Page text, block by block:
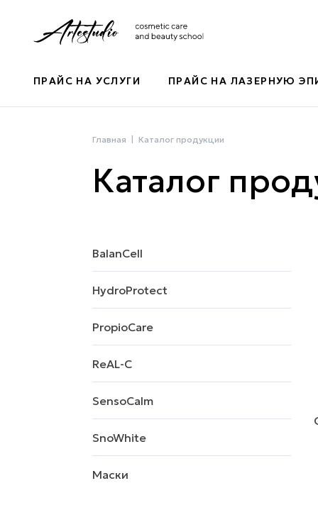
ПРАЙС НА УСЛУГИ ПРАЙС НА ЛАЗЕРНУЮ
Главная Каталог продукции
Каталог
BalanCell
HydroProtect
PropioCare
ReAL-C
SensoCalm
SnoWhite
Маски